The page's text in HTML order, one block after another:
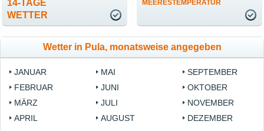
14-TAGE
WETTER
MEERESTEMPERATUR
Wetter in Pula, monatsweise angegeben
JANUAR
FEBRUAR
MÄRZ
APRIL
MAI
JUNI
JULI
AUGUST
SEPTEMBER
OKTOBER
NOVEMBER
DEZEMBER